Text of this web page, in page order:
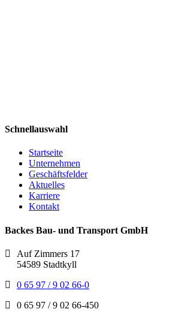
Schnellauswahl
Startseite
Unternehmen
Geschäftsfelder
Aktuelles
Karriere
Kontakt
Backes Bau- und Transport GmbH
Auf Zimmers 17
54589 Stadtkyll
0 65 97 / 9 02 66-0
0 65 97 / 9 02 66-450